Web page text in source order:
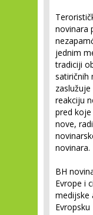
novinara
jednim
tradiciji
satiričnih
reakciju
pred
nove,
novinara.
BH
Evrope i
medijske
Evropsku